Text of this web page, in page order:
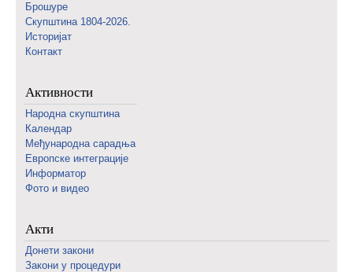
Брошуре
Скупштина 1804-2026.
Историјат
Контакт
Активности
Народна скупштина
Календар
Међународна сарадња
Европске интеграције
Информатор
Фото и видео
Акти
Донети закони
Закони у процедури